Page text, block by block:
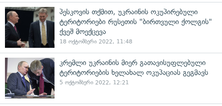
პესკოვის თქმით, უკრაინის ოკუპირებული
ტერიტორიები რუსეთის "ბირთვული ქოლგის"
ქვეშ მოექცევა
18 ოქტომბერი 2022, 11:48
კრემლი უკრაინის მიერ გათავისუფლებული
ტერიტორიების ხელახალ ოკუპაციას გეგმავს
5 ოქტომბერი 2022, 12:21